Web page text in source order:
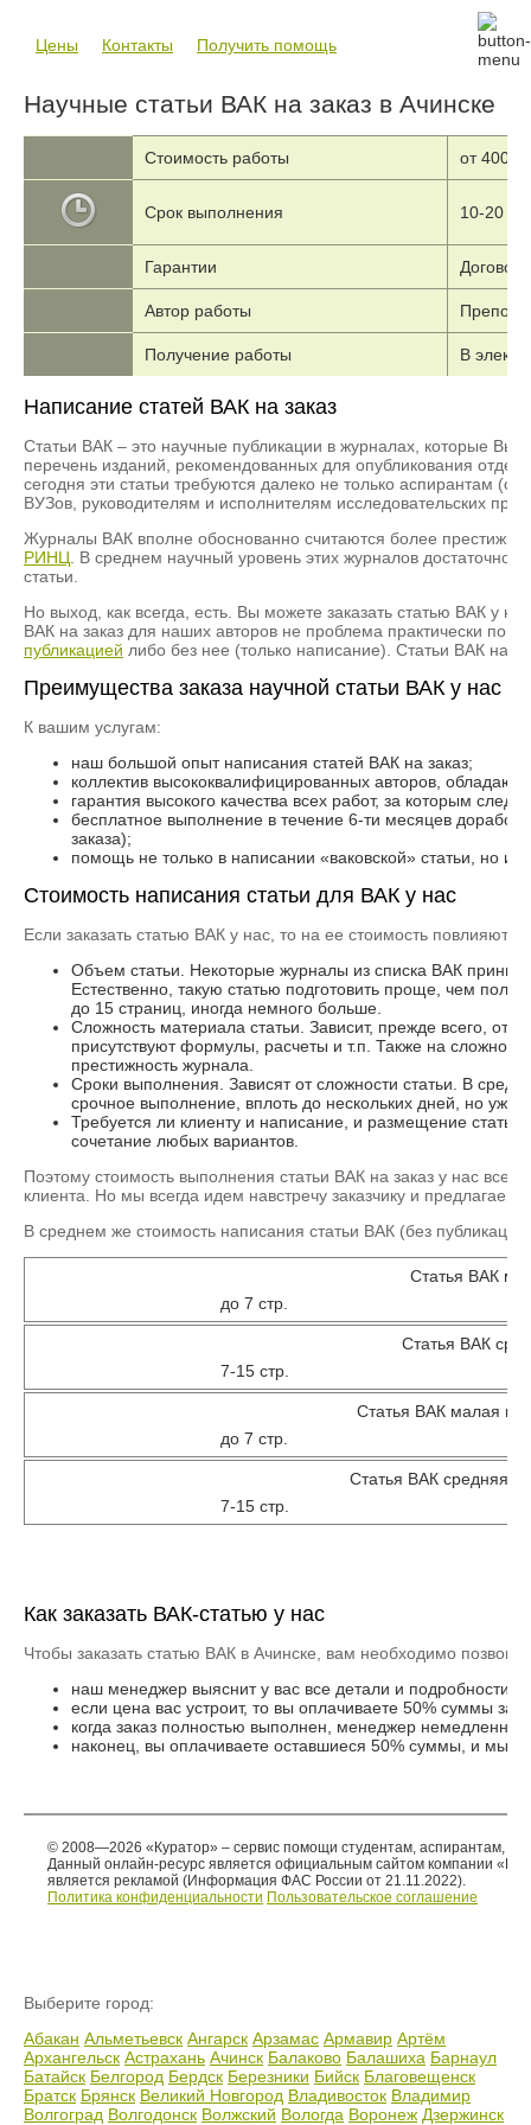
Цены Контакты Получить помощь
Научные статьи ВАК на заказ в Ачинске
Стоимость работы от 4000
Срок выполнения 10-20
Гарантии
Автор работы
Получение работы В
Написание статей ВАК на заказ
Статьи ВАК – это научные публикации в журналах, которые
перечень изданий, рекомендованных для опубликования
сегодня эти статьи требуются далеко не только аспирантам
ВУЗов, руководителям и исполнителям исследовательских
Журналы ВАК вполне обоснованно считаются более
РИНЦ . В среднем научный уровень этих журналов достаточно
статьи.
Но выход, как всегда, есть. Вы можете заказать статью ВАК у
ВАК на заказ для наших авторов не проблема практически по
публикацией либо без нее (только написание). Статьи ВАК на
Преимущества заказа научной статьи ВАК у нас
К вашим услугам:
наш большой опыт написания статей ВАК на заказ;
коллектив высококвалифицированных авторов,
гарантия высокого качества всех работ, за которым
бесплатное выполнение в течение 6-ти месяцев
заказа);
помощь не только в написании «ваковской» статьи, но и
Стоимость написания статьи для ВАК у нас
Если заказать статью ВАК у нас, то на ее стоимость повлияют
Объем статьи. Некоторые журналы из списка ВАК
Естественно, такую статью подготовить проще, чем
до 15 страниц, иногда немного больше.
Сложность материала статьи. Зависит, прежде всего, от
присутствуют формулы, расчеты и т.п. Также на
престижность журнала.
Сроки выполнения. Зависят от сложности статьи. В
срочное выполнение, вплоть до нескольких дней, но уже
Требуется ли клиенту и написание, и размещение
сочетание любых вариантов.
Поэтому стоимость выполнения статьи ВАК на заказ у нас
клиента. Но мы всегда идем навстречу заказчику и
В среднем же стоимость написания статьи ВАК (без
Статья ВАК
до 7 стр.
Статья ВАК
7-15 стр.
Статья ВАК малая по
до 7 стр.
Статья ВАК средняя
7-15 стр.
Как заказать ВАК-статью у нас
Чтобы заказать статью ВАК в Ачинске, вам необходимо
наш менеджер выяснит у вас все детали и подробности
если цена вас устроит, то вы оплачиваете 50% суммы
когда заказ полностью выполнен, менеджер немедленно
наконец, вы оплачиваете оставшиеся 50% суммы, и мы
© 2008—2026 «Куратор» – сервис помощи студентам, аспирантам,
Данный онлайн-ресурс является официальным сайтом компании
является рекламой (Информация ФАС России от 21.11.2022).
Политика конфиденциальности Пользовательское соглашение
Выберите город:
Абакан Альметьевск Ангарск Арзамас Армавир Артём
Архангельск Астрахань Ачинск Балаково Балашиха Барнаул
Батайск Белгород Бердск Березники Бийск Благовещенск
Братск Брянск Великий Новгород Владивосток Владимир
Волгоград Волгодонск Волжский Вологда Воронеж Дзержинск